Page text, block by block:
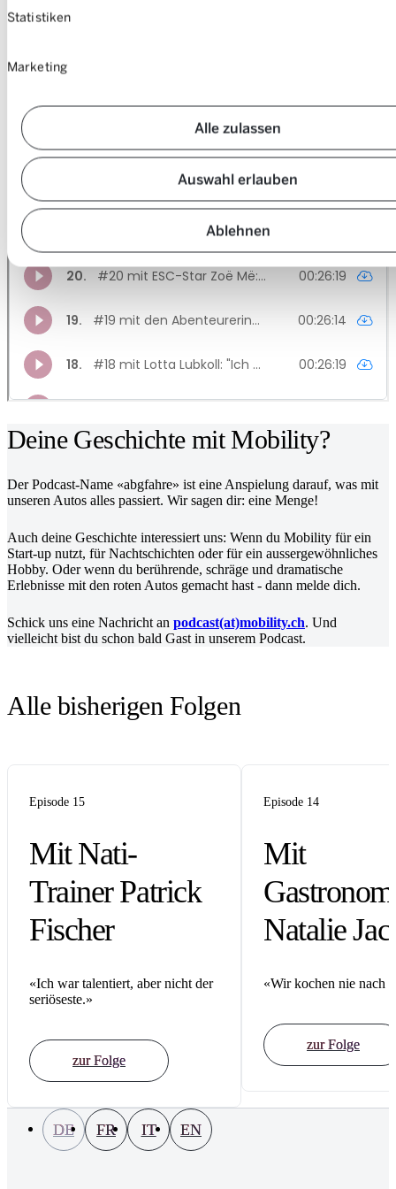
Statistiken
Marketing
Alle zulassen
Auswahl erlauben
Ablehnen
Deine Geschichte mit Mobility?
Der Podcast-Name «abgfahre» ist eine Anspielung darauf, was mit
unseren Autos alles passiert. Wir sagen dir: eine Menge!
Auch deine Geschichte interessiert uns: Wenn du Mobility für ein
Start-up nutzt, für Nachtschichten oder für ein aussergewöhnliches
Hobby. Oder wenn du berührende, schräge und dramatische
Erlebnisse mit den roten Autos gemacht hast - dann melde dich.
Schick uns eine Nachricht an podcast(at)mobility.ch. Und
vielleicht bist du schon bald Gast in unserem Podcast.
Alle bisherigen Folgen
Episode 15
Mit Nati-
Trainer Patrick
Fischer
«Ich war talentiert, aber nicht der
seriöseste.»
zur Folge
Episode 14
Mit
Natalie
«Wir kochen nie nach
zur Folge
DE FR IT EN